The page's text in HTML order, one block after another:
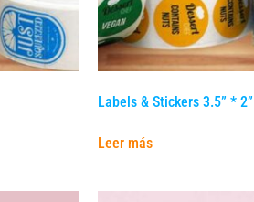
Labels & Stickers 3.5” * 2”
Leer más